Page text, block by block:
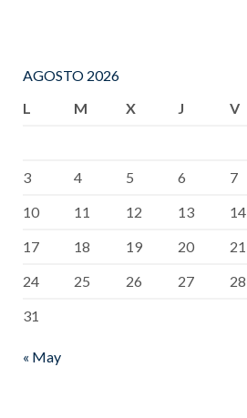
AGOSTO 2026
L
M X J V
3
4 5 6 7
10
11 12 13 14
17
18 19 20 21
24
25 26 27 28
31
« May